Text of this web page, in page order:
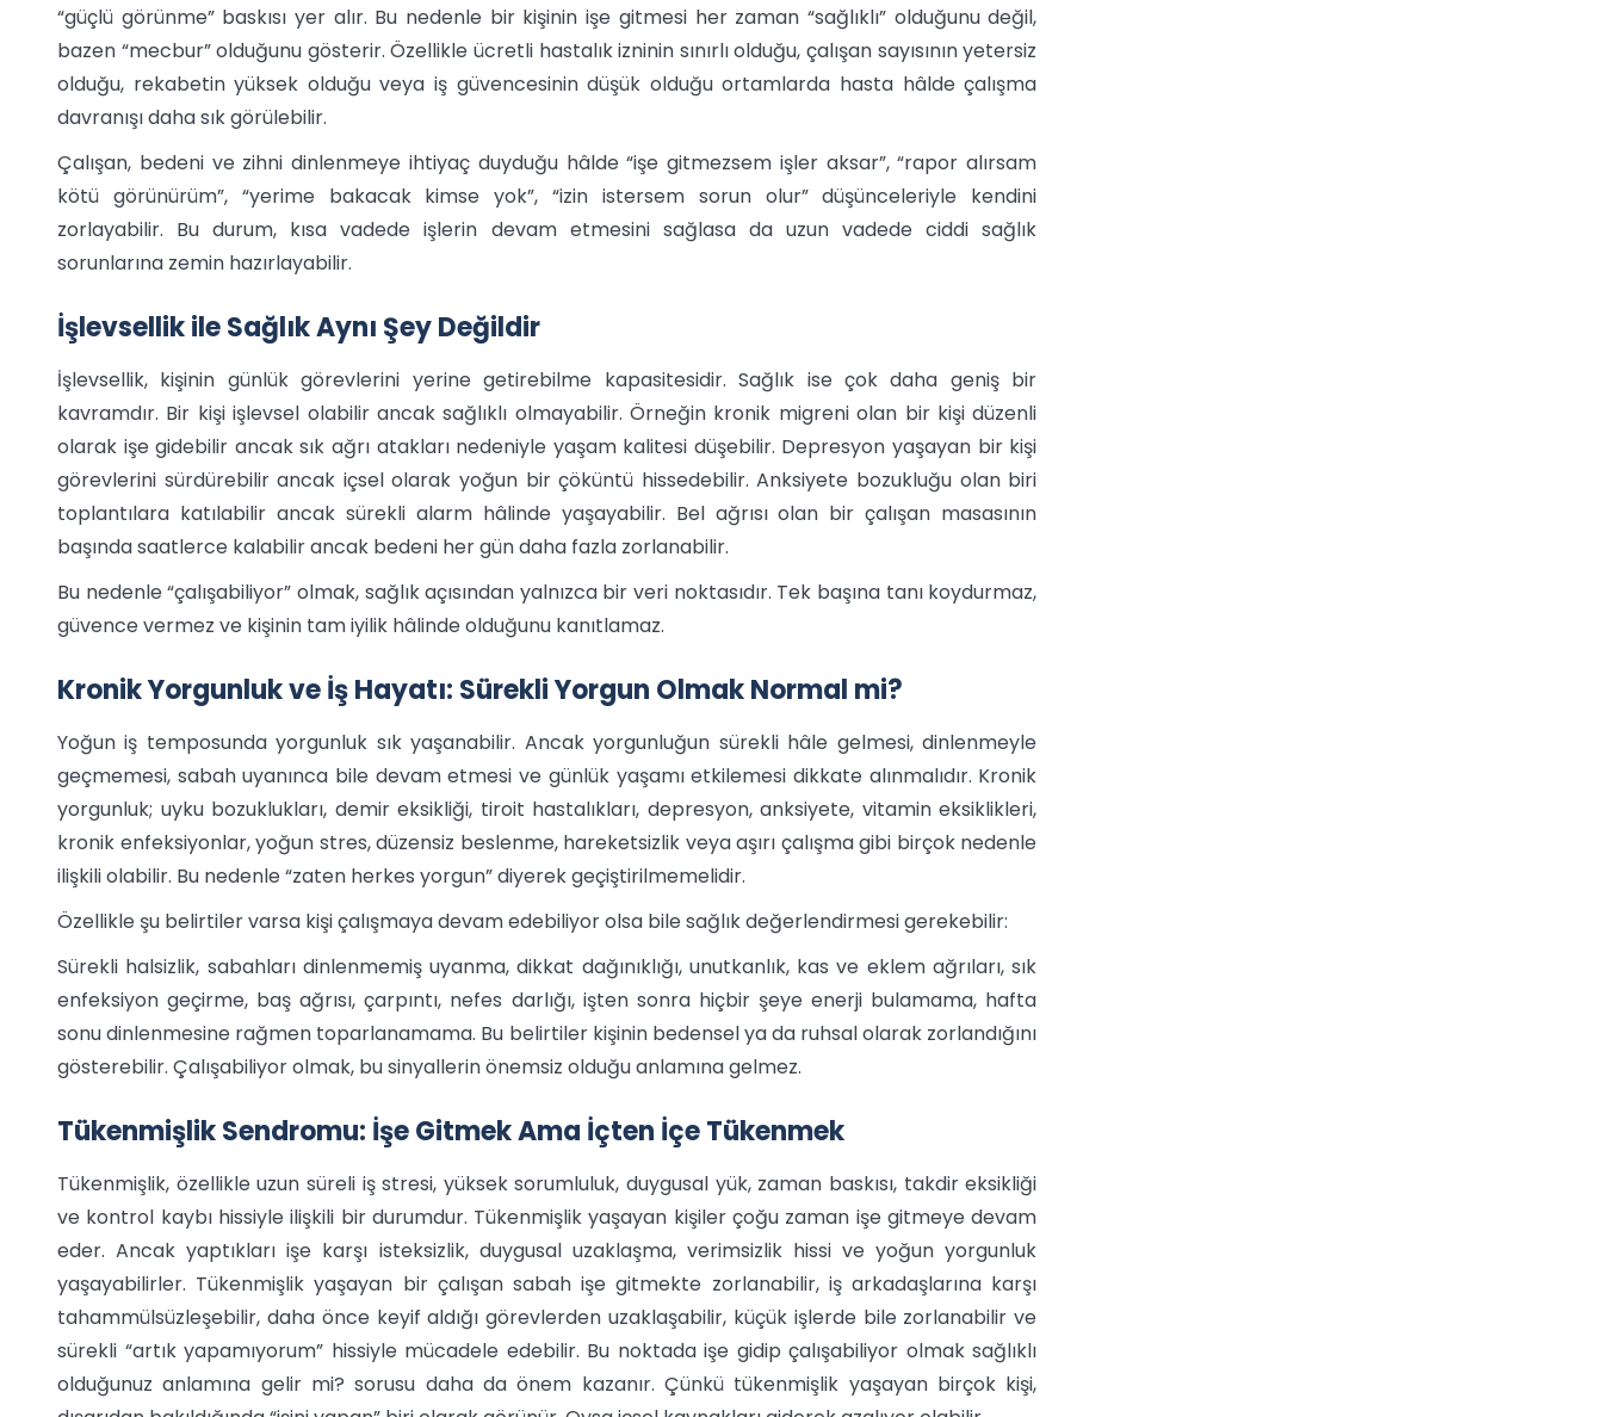
“güçlü görünme” baskısı yer alır. Bu nedenle bir kişinin işe gitmesi her zaman “sağlıklı” olduğunu değil,
bazen “mecbur” olduğunu gösterir. Özellikle ücretli hastalık izninin sınırlı olduğu, çalışan sayısının yetersiz
olduğu, rekabetin yüksek olduğu veya iş güvencesinin düşük olduğu ortamlarda hasta hâlde çalışma
davranışı daha sık görülebilir.
Çalışan, bedeni ve zihni dinlenmeye ihtiyaç duyduğu hâlde “işe gitmezsem işler aksar”, “rapor alırsam
kötü görünürüm”, “yerime bakacak kimse yok”, “izin istersem sorun olur” düşünceleriyle kendini
zorlayabilir. Bu durum, kısa vadede işlerin devam etmesini sağlasa da uzun vadede ciddi sağlık
sorunlarına zemin hazırlayabilir.
İşlevsellik ile Sağlık Aynı Şey Değildir
İşlevsellik, kişinin günlük görevlerini yerine getirebilme kapasitesidir. Sağlık ise çok daha geniş bir
kavramdır. Bir kişi işlevsel olabilir ancak sağlıklı olmayabilir. Örneğin kronik migreni olan bir kişi düzenli
olarak işe gidebilir ancak sık ağrı atakları nedeniyle yaşam kalitesi düşebilir. Depresyon yaşayan bir kişi
görevlerini sürdürebilir ancak içsel olarak yoğun bir çöküntü hissedebilir. Anksiyete bozukluğu olan biri
toplantılara katılabilir ancak sürekli alarm hâlinde yaşayabilir. Bel ağrısı olan bir çalışan masasının
başında saatlerce kalabilir ancak bedeni her gün daha fazla zorlanabilir.
Bu nedenle “çalışabiliyor” olmak, sağlık açısından yalnızca bir veri noktasıdır. Tek başına tanı koydurmaz,
güvence vermez ve kişinin tam iyilik hâlinde olduğunu kanıtlamaz.
Kronik Yorgunluk ve İş Hayatı: Sürekli Yorgun Olmak Normal mi?
Yoğun iş temposunda yorgunluk sık yaşanabilir. Ancak yorgunluğun sürekli hâle gelmesi, dinlenmeyle
geçmemesi, sabah uyanınca bile devam etmesi ve günlük yaşamı etkilemesi dikkate alınmalıdır. Kronik
yorgunluk; uyku bozuklukları, demir eksikliği, tiroit hastalıkları, depresyon, anksiyete, vitamin eksiklikleri,
kronik enfeksiyonlar, yoğun stres, düzensiz beslenme, hareketsizlik veya aşırı çalışma gibi birçok nedenle
ilişkili olabilir. Bu nedenle “zaten herkes yorgun” diyerek geçiştirilmemelidir.
Özellikle şu belirtiler varsa kişi çalışmaya devam edebiliyor olsa bile sağlık değerlendirmesi gerekebilir:
Sürekli halsizlik, sabahları dinlenmemiş uyanma, dikkat dağınıklığı, unutkanlık, kas ve eklem ağrıları, sık
enfeksiyon geçirme, baş ağrısı, çarpıntı, nefes darlığı, işten sonra hiçbir şeye enerji bulamama, hafta
sonu dinlenmesine rağmen toparlanamama. Bu belirtiler kişinin bedensel ya da ruhsal olarak zorlandığını
gösterebilir. Çalışabiliyor olmak, bu sinyallerin önemsiz olduğu anlamına gelmez.
Tükenmişlik Sendromu: İşe Gitmek Ama İçten İçe Tükenmek
Tükenmişlik, özellikle uzun süreli iş stresi, yüksek sorumluluk, duygusal yük, zaman baskısı, takdir eksikliği
ve kontrol kaybı hissiyle ilişkili bir durumdur. Tükenmişlik yaşayan kişiler çoğu zaman işe gitmeye devam
eder. Ancak yaptıkları işe karşı isteksizlik, duygusal uzaklaşma, verimsizlik hissi ve yoğun yorgunluk
yaşayabilirler. Tükenmişlik yaşayan bir çalışan sabah işe gitmekte zorlanabilir, iş arkadaşlarına karşı
tahammülsüzleşebilir, daha önce keyif aldığı görevlerden uzaklaşabilir, küçük işlerde bile zorlanabilir ve
sürekli “artık yapamıyorum” hissiyle mücadele edebilir. Bu noktada işe gidip çalışabiliyor olmak sağlıklı
olduğunuz anlamına gelir mi? sorusu daha da önem kazanır. Çünkü tükenmişlik yaşayan birçok kişi,